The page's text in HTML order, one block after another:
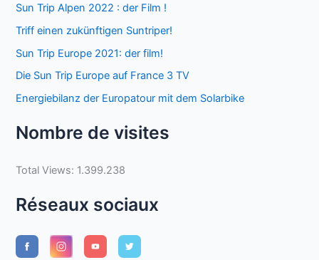
Sun Trip Alpen 2022 : der Film !
Triff einen zukünftigen Suntriper!
Sun Trip Europe 2021: der film!
Die Sun Trip Europe auf France 3 TV
Energiebilanz der Europatour mit dem Solarbike
Nombre de visites
Total Views: 1.399.238
Réseaux sociaux